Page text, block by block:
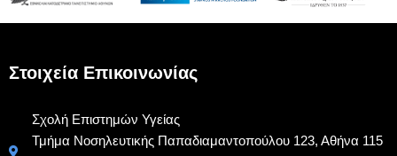
Στοιχεία Επικοινωνίας
Σχολή Επιστημών Υγείας
Τμήμα Νοσηλευτικής Παπαδιαμαντοπούλου 123, Αθήνα 115